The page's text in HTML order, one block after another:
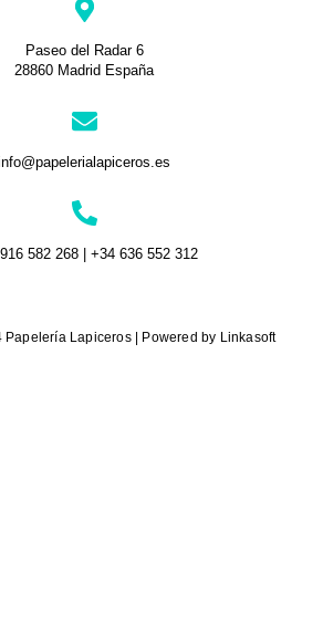
Paseo del Radar 6
28860 Madrid España
582 268 | +34 636 552 312
Lapiceros | Powered by Linkasoft